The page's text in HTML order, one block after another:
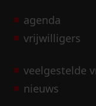
agenda
vrijwilligers
veelgestelde
nieuws